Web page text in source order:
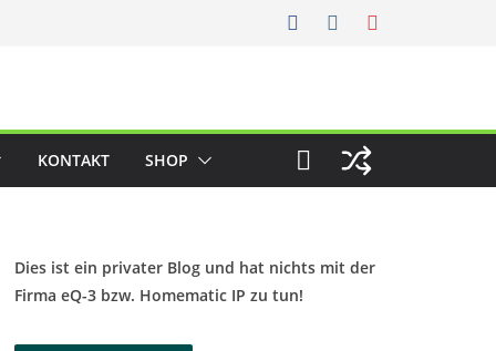
KONTAKT SHOP
Dies ist ein privater Blog und hat nichts mit der
Firma eQ-3 bzw. Homematic IP zu tun!